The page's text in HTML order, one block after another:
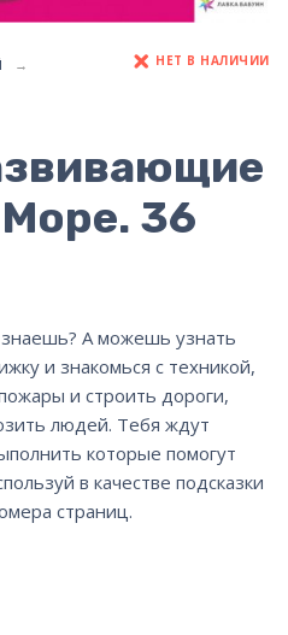
НЕТ В НАЛИЧИИ
36
А можешь узнать
и знакомься с техникой,
и строить дороги,
людей. Тебя ждут
которые помогут
в качестве подсказки
страниц.